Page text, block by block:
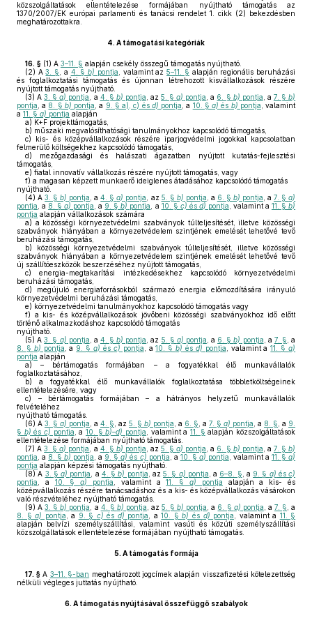
közszolgáltatások ellentételezése formájában nyújtható támogatás az
1370/2007/EK európai parlamenti és tanácsi rendelet 1. cikk (2) bekezdésben
meghatározottakra.
4. A támogatási kategóriák
16. § (1) A 3–11. § alapján csekély összegű támogatás nyújtható.
(2) A3. § , a 4. §b) pontja , valamint az5–11. § alapján regionális beruházási
és foglalkoztatási támogatás és újonnan létrehozott kisvállalkozások részére
nyújtott támogatás nyújtható.
(3) A3. §a) pontja , a 4. § b) pontja , az5. §a) pontja , a 6. § b) pontja , a 7. §b)
pontja , a 8. § b) pontja , a 9. § a), c) és d) pontja , a 10. §a) és b) pontja , valamint
a 11. § a) pontja alapján
a) K+F projekttámogatás,
b) műszaki megvalósíthatósági tanulmányokhoz kapcsolódó támogatás,
c) kis- és középvállalkozások részére iparjogvédelmi jogokkal kapcsolatban
felmerülő költségekhez kapcsolódó támogatás,
d) mezőgazdasági és halászati ágazatban nyújtott kutatás-fejlesztési
támogatás,
e) fiatal innovatív vállalkozás részére nyújtott támogatás, vagy
f) a magasan képzett munkaerő ideiglenes átadásához kapcsolódó támogatás
nyújtható.
(4) A3. §b) pontja , a4. §a) pontja , az 5. § b) pontja , a 6. § b) pontja , a7. §a)
pontja , a 8. §a) pontja , a 9. §b) pontja , a 10. § c) és d) pontja , valamint a 11. §b)
pontja alapján vállalkozások számára
a) a közösségi környezetvédelmi szabványok túlteljesítését, illetve közösségi
szabványok hiányában a környezetvédelem szintjének emelését lehetővé tevő
beruházási támogatás,
b) közösségi környezetvédelmi szabványok túlteljesítését, illetve közösségi
szabványok hiányában a környezetvédelem szintjének emelését lehetővé tevő
új szállítóeszközök beszerzéséhez nyújtott támogatás,
c) energia-megtakarítási intézkedésekhez kapcsolódó környezetvédelmi
beruházási támogatás,
d) megújuló energiaforrásokból származó energia előmozdítására irányuló
környezetvédelmi beruházási támogatás,
e) környezetvédelmi tanulmányokhoz kapcsolódó támogatás vagy
f) a kis- és középvállalkozások jövőbeni közösségi szabványokhoz idő előtt
történő alkalmazkodáshoz kapcsolódó támogatás
nyújtható.
(5) A3. § a) pontja , a 4. §b) pontja , az 5. § a) pontja , a 6. §b) pontja , a 7. § , a
8. § b) pontja , a 9. §a) és c) pontja , a10. §b) és d) pontja , valamint a11. §a)
pontja alapján
a) – bértámogatás formájában – a fogyatékkal élő munkavállalók
foglalkoztatásához,
b) a fogyatékkal élő munkavállalók foglalkoztatása többletköltségeinek
ellentételezésére, vagy
c) – bértámogatás formájában – a hátrányos helyzetű munkavállalók
felvételéhez
nyújtható támogatás.
(6) A 3. § a) pontja , a 4. § , az 5. § b) pontja , a 6. § , a 7. § a) pontja , a 8. § , a 9.
§ b) ésc) pontja , a10. §b)–d) pontja , valamint a11. § alapján közszolgáltatások
ellentételezése formájában nyújtható támogatás.
(7) A3. §a) pontja , a 4. § b) pontja , az5. §a) pontja , a 6. § b) pontja , a 7. §b)
pontja , a 8. §b) pontja , a 9. §a) és c) pontja , a 10. § a) pontja , valamint a 11. §a)
pontja alapján képzési támogatás nyújtható.
(8) A 3. § a) pontja , a 4. §b) pontja , az 5. § a) pontja , a 6–8. § , a 9. § a) és c)
pontja , a 10. §a) pontja , valamint a11. §a) pontja alapján a kis- és
középvállalkozás részére tanácsadáshoz és a kis- és középvállalkozás vásárokon
való részvételéhez nyújtható támogatás.
(9) A3. §b) pontja , a 4. § b) pontja , az5. §b) pontja , a 6. § a) pontja , a 7. § , a
8. §a) pontja , a 9. § c) és d) pontja , a10. §b) és d) pontja , valamint a 11. §
alapján belvízi személyszállítási, valamint vasúti és közúti személyszállítási
közszolgáltatások ellentételezése formájában nyújtható támogatás.
5. A támogatás formája
17. § A 3–11. §-ban meghatározott jogcímek alapján visszafizetési kötelezettség
nélküli végleges juttatás nyújtható.
6. A támogatás nyújtásával összefüggő szabályok